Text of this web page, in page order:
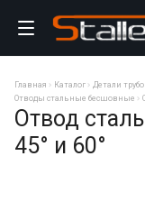
Главная Каталог Детали
Отводы стальные бесшовные
Отвод
45° и 60°